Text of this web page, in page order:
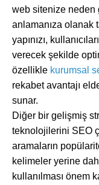
web sitenize neden
anlamanıza olanak
yapınızı,
verecek şekilde
özellikle kurumsal
rekabet avantajı
sunar.
Diğer bir gelişmiş
teknolojilerini SEO
aramaların
kelimeler yerine
kullanılması önem